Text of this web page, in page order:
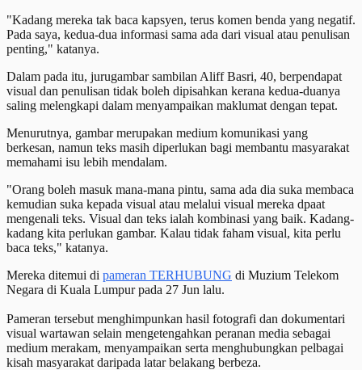
"Kadang mereka tak baca kapsyen, terus komen benda yang negatif.
Pada saya, kedua-dua informasi sama ada dari visual atau penulisan
penting," katanya.
Dalam pada itu, jurugambar sambilan Aliff Basri, 40, berpendapat
visual dan penulisan tidak boleh dipisahkan kerana kedua-duanya
saling melengkapi dalam menyampaikan maklumat dengan tepat.
Menurutnya, gambar merupakan medium komunikasi yang
berkesan, namun teks masih diperlukan bagi membantu masyarakat
memahami isu lebih mendalam.
"Orang boleh masuk mana-mana pintu, sama ada dia suka membaca
kemudian suka kepada visual atau melalui visual mereka dpaat
mengenali teks. Visual dan teks ialah kombinasi yang baik. Kadang-
kadang kita perlukan gambar. Kalau tidak faham visual, kita perlu
baca teks," katanya.
Mereka ditemui di pameran TERHUBUNG di Muzium Telekom
Negara di Kuala Lumpur pada 27 Jun lalu.
Pameran tersebut menghimpunkan hasil fotografi dan dokumentari
visual wartawan selain mengetengahkan peranan media sebagai
medium merakam, menyampaikan serta menghubungkan pelbagai
kisah masyarakat daripada latar belakang berbeza.